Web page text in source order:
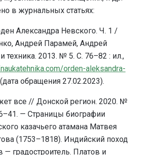
в журнальных статьях:
Александра Невского. Ч. 1 /
Андрей Парамей, Андрей
техника. 2013. № 5. С. 76–82 : ил.,
orden-aleksandra-
(дата обращения 27.02.2023).
все // Донской регион. 2020. №
— Страницы биографии
казачьего атамана Матвея
(1753–1818). Индийский поход
— градостроитель. Платов и